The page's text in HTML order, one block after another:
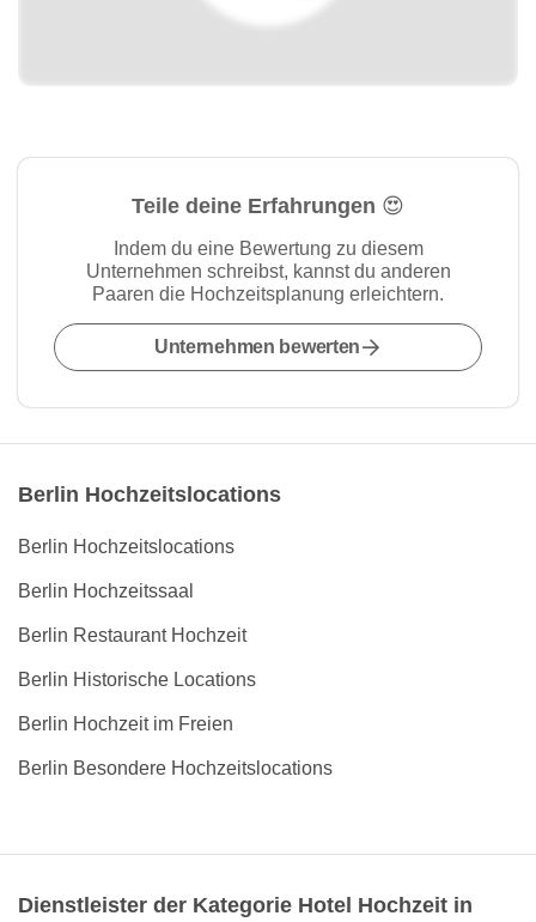
Teile deine Erfahrungen 😍
Indem du eine Bewertung zu diesem
Unternehmen schreibst, kannst du anderen
Paaren die Hochzeitsplanung erleichtern.
Unternehmen bewerten
Berlin Hochzeitslocations
Berlin Hochzeitslocations
Berlin Hochzeitssaal
Berlin Restaurant Hochzeit
Berlin Historische Locations
Berlin Hochzeit im Freien
Berlin Besondere Hochzeitslocations
Dienstleister der Kategorie Hotel Hochzeit in